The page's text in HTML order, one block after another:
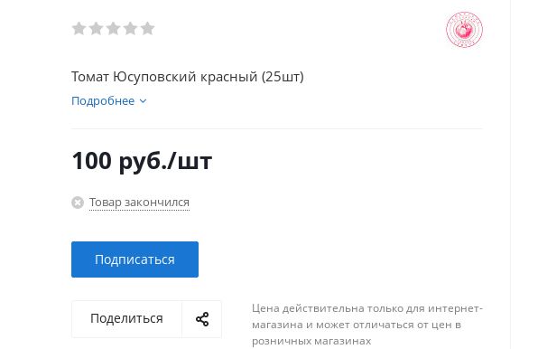
Томат Юсуповский красный (25шт)
Подробнее
100 руб./шт
Товар закончился
Подписаться
Поделиться
Цена действительна только для интернет-
магазина и может отличаться от цен в
розничных магазинах